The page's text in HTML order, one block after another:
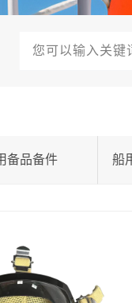
备品备件